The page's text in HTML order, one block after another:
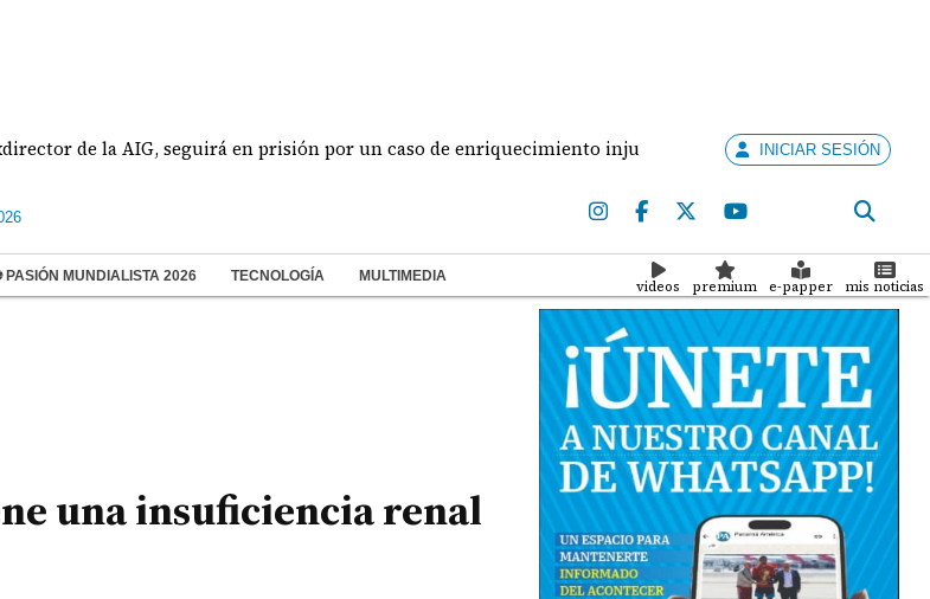
de la AIG, seguirá en prisión por un caso de enriquecimiento injustificado Panameño muere
INICIAR SESIÓN
PASIÓN MUNDIALISTA 2026 TECNOLOGÍA MULTIMEDIA
videos premium e-papper mis noticias
una insuficiencia renal